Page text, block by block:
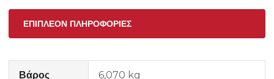
ΕΠΙΠΛΈΟΝ ΠΛΗΡΟΦΟΡΊΕΣ
Βάρος 6,070 kg